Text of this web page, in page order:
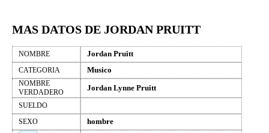
MAS DATOS DE JORDAN PRUITT
NOMBRE Jordan Pruitt
CATEGORIA Musico
NOMBRE
VERDADERO
Jordan Lynne Pruitt
SUELDO
SEXO
hombre